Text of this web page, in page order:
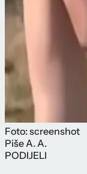
Foto: screenshot
PišeA. A.
PODIJELI